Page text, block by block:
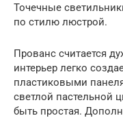
Точечные
по стилю люстрой.
Прованс считается
интерьер легко
пластиковыми
светлой пастельной
быть простая.